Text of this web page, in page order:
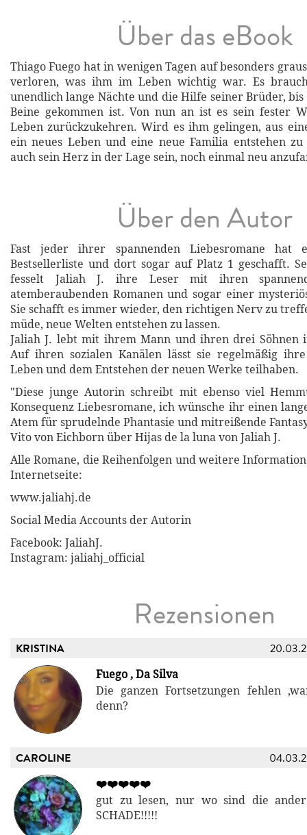
Über das eBook
Thiago Fuego hat in wenigen Tagen auf besonders
verloren, was ihm im Leben wichtig war. Es
unendlich lange Nächte und die Hilfe seiner Brüder,
Beine gekommen ist. Von nun an ist es sein fester
Leben zurückzukehren. Wird es ihm gelingen, aus
ein neues Leben und eine neue Familia entstehen
auch sein Herz in der Lage sein, noch einmal neu
Über den Autor
Fast jeder ihrer spannenden Liebesromane hat
Bestsellerliste und dort sogar auf Platz 1 geschafft.
fesselt Jaliah J. ihre Leser mit ihren
atemberaubenden Romanen und sogar einer
Sie schafft es immer wieder, den richtigen Nerv zu
müde, neue Welten entstehen zu lassen.
Jaliah J. lebt mit ihrem Mann und ihren drei Söhnen
Auf ihren sozialen Kanälen lässt sie regelmäßig
Leben und dem Entstehen der neuen Werke teilhaben.
"Diese junge Autorin schreibt mit ebenso viel
Konsequenz Liebesromane, ich wünsche ihr einen
Atem für sprudelnde Phantasie und mitreißende
Vito von Eichborn über Hijas de la luna von Jaliah J.
Alle Romane, die Reihenfolgen und weitere
Internetseite:
www.jaliahj.de
Social Media Accounts der Autorin
Facebook: JaliahJ.
Instagram: jaliahj_official
Rezensionen
KRISTINA
Fuego , Da Silva
Die ganzen Fortsetzungen fehlen
denn?
CAROLINE
❤️❤️❤️❤️❤️
gut zu lesen, nur wo sind die
SCHADE!!!!!